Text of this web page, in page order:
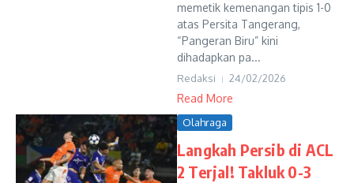
memetik kemenangan tipis 1-0
atas Persita Tangerang,
“Pangeran Biru” kini
dihadapkan pa...
Redaksi 24/02/2026
Read More
Olahraga
Langkah Persib di ACL
2 Terjal! Takluk 0-3